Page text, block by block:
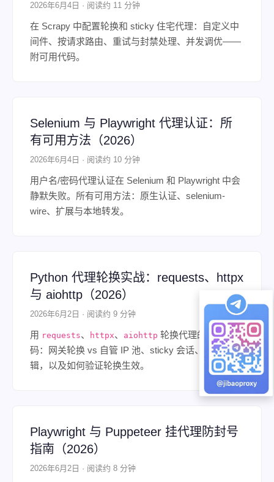
2026年6月4日 · 阅读约 11 分钟
在 Scrapy 中配置轮换和 sticky 住宅代理：自定义中
间件、按请求路由、重试与封禁处理、并发调优——
附可用代码。
Selenium 与 Playwright 代理认证：所
有可用方法（2026）
2026年6月4日 · 阅读约 10 分钟
用户名/密码代理认证在 Selenium 和 Playwright 中会
静默失败。所有可用方法：原生认证、selenium-
wire、扩展与本地转发。
Python 代理轮换实战：requests、httpx
与 aiohttp（2026）
2026年6月2日 · 阅读约 9 分钟
用 requests、 httpx、 aiohttp 轮换代理的可运行代
码：网关轮换 vs 自管 IP 池、sticky 会话、重试逻
辑，以及如何验证轮换生效。
Playwright 与 Puppeteer 挂代理防封号
指南（2026）
2026年6月2日 · 阅读约 8 分钟